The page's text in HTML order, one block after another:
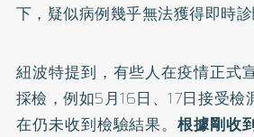
下，疑似病例幾乎無法獲得即時診
紐波特提到，有些人在疫情正式
採檢，例如5月16日、17日接受
在仍未收到檢驗結果。根據剛收